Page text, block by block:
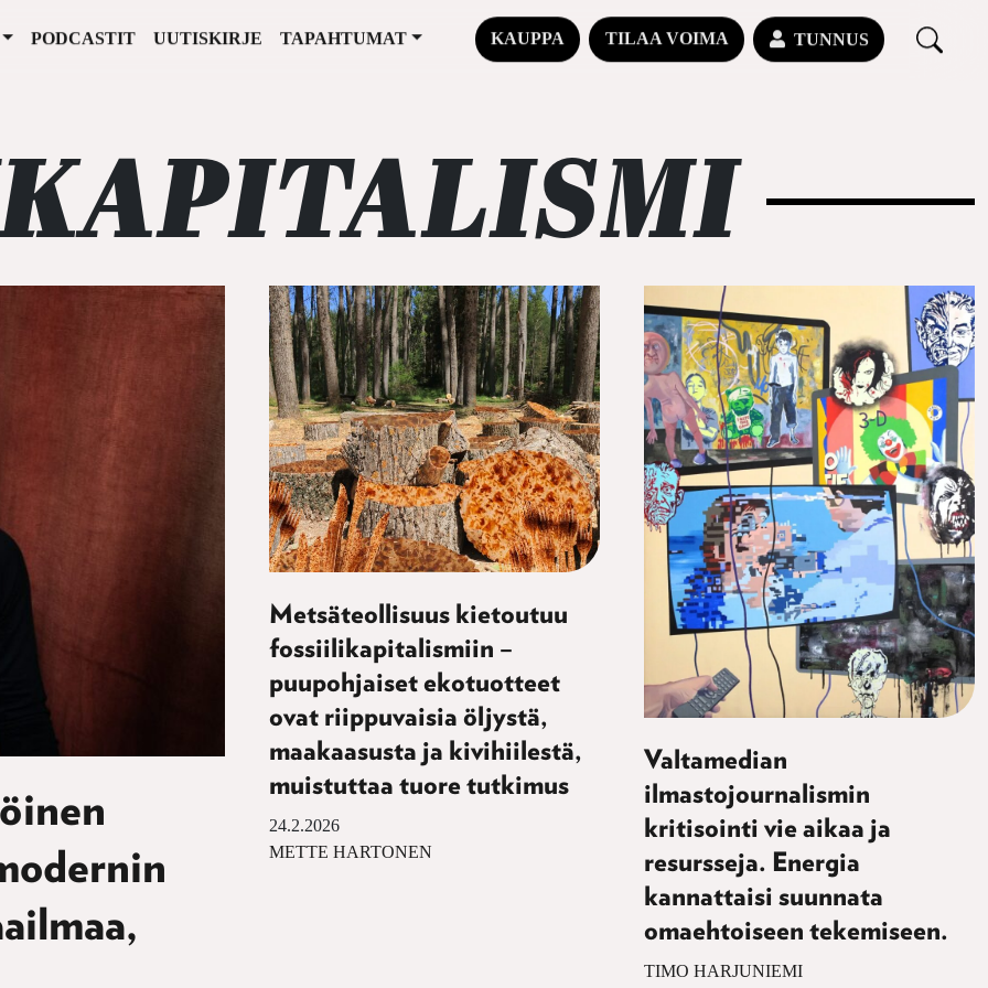
PODCASTIT UUTISKIRJE TAPAHTUMAT KAUPPA TILAA VOIMA TUNNUS
Metsäteollisuus kietoutuu
fossiilikapitalismiin –
puupohjaiset ekotuotteet
ovat riippuvaisia öljystä,
maakaasusta ja kivihiilestä,
muistuttaa tuore tutkimus
24.2.2026
METTE HARTONEN
Valtamedian
ilmastojournalismin
kritisointi vie aikaa ja
resursseja. Energia
kannattaisi suunnata
omaehtoiseen tekemiseen.
TIMO HARJUNIEMI